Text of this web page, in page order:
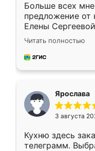
Больше всех
предложение от
Елены
короткие сроки
для замера
предложил по
Читать полностью
Ярослава
3 августа
Кухню здесь
телеграмм.